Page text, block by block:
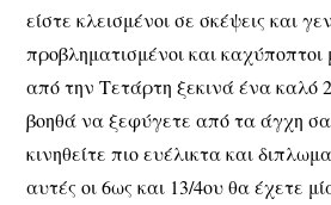
είστε κλεισμένοι σε σκέψεις και
προβληματισμένοι και καχύποπτοι
από την Τετάρτη ξεκινά ένα καλό
βοηθά να ξεφύγετε από τα άγχη
κινηθείτε πιο ευέλικτα και
αυτές οι 6ως και 13/4ου θα έχετε